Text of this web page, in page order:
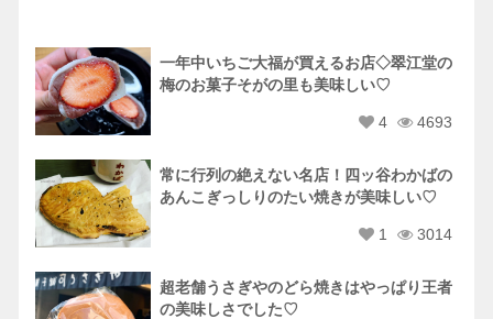
一年中いちご大福が買えるお店◇翠江堂の
梅のお菓子そがの里も美味しい♡
4 4693
常に行列の絶えない名店！四ッ谷わかばの
あんこぎっしりのたい焼きが美味しい♡
1 3014
超老舗うさぎやのどら焼きはやっぱり王者
の美味しさでした♡